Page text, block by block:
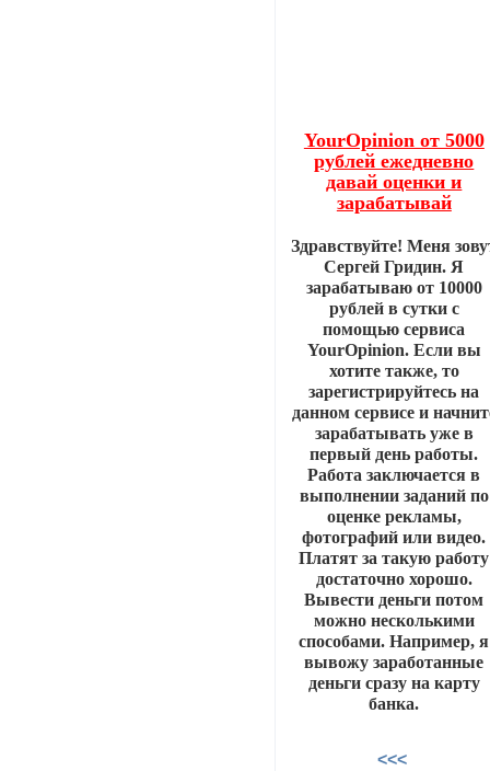
YourOpinion от 5000
рублей ежедневно
давай оценки и
зарабатывай
Здравствуйте! Меня
Сергей Гридин. Я
зарабатываю от 10000
рублей в сутки с
помощью сервиса
YourOpinion. Если вы
хотите также, то
зарегистрируйтесь на
данном сервисе и
зарабатывать уже в
первый день работы.
Работа заключается в
выполнении заданий по
оценке рекламы,
фотографий или видео.
Платят за такую работу
достаточно хорошо.
Вывести деньги потом
можно несколькими
способами. Например, я
вывожу заработанные
деньги сразу на карту
банка.
<<<